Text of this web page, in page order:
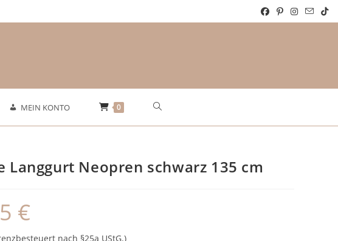
MEIN KONTO 0 Website-
Langgurt Neopren schwarz 135 cm
€
nach §25a UStG.)